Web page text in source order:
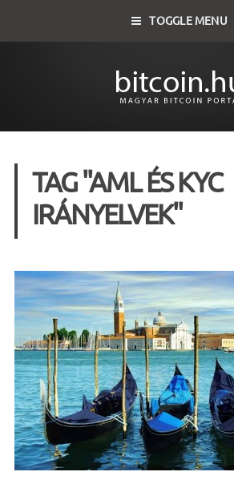
TOGGLE MENU
TAG "AML ÉS KYC
IRÁNYELVEK"